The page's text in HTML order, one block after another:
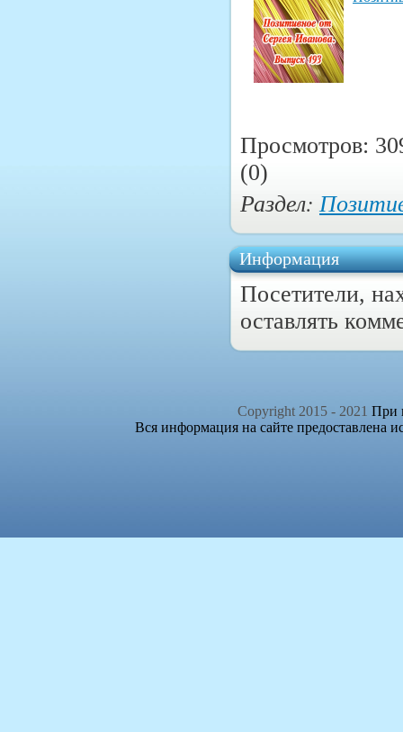
Просмотров:
(0)
Раздел:
Информация
Посетители,
оставлять
Copyright 2015 - 2021 При
Вся информация на сайте предоставлена